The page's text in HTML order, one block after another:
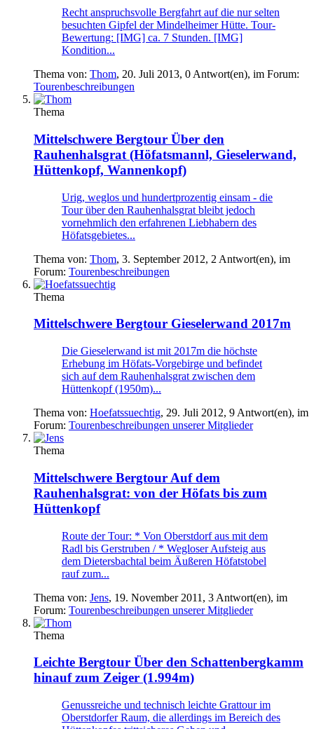
Recht anspruchsvolle Bergfahrt auf die nur selten
besuchten Gipfel der Mindelheimer Hütte. Tour-
Bewertung: [IMG] ca. 7 Stunden. [IMG]
Kondition...
Thema von: Thom, 20. Juli 2013, 0 Antwort(en), im Forum:
Tourenbeschreibungen
Thema
Mittelschwere Bergtour Über den
Rauhenhalsgrat (Höfatsmannl, Gieselerwand,
Hüttenkopf, Wannenkopf)
Urig, weglos und hundertprozentig einsam - die
Tour über den Rauhenhalsgrat bleibt jedoch
vornehmlich den erfahrenen Liebhabern des
Höfatsgebietes...
Thema von: Thom, 3. September 2012, 2 Antwort(en), im
Forum: Tourenbeschreibungen
Thema
Mittelschwere Bergtour Gieselerwand 2017m
Die Gieselerwand ist mit 2017m die höchste
Erhebung im Höfats-Vorgebirge und befindet
sich auf dem Rauhenhalsgrat zwischen dem
Hüttenkopf (1950m)...
Thema von: Hoefatssuechtig, 29. Juli 2012, 9 Antwort(en), im
Forum: Tourenbeschreibungen unserer Mitglieder
Thema
Mittelschwere Bergtour Auf dem
Rauhenhalsgrat: von der Höfats bis zum
Hüttenkopf
Route der Tour: * Von Oberstdorf aus mit dem
Radl bis Gerstruben / * Wegloser Aufsteig aus
dem Dietersbachtal beim Äußeren Höfatstobel
rauf zum...
Thema von: Jens, 19. November 2011 , 3 Antwort(en), im
Forum: Tourenbeschreibungen unserer Mitglieder
Thema
Leichte Bergtour Über den Schattenbergkamm
hinauf zum Zeiger (1.994m)
Genussreiche und technisch leichte Grattour im
Oberstdorfer Raum, die allerdings im Bereich des